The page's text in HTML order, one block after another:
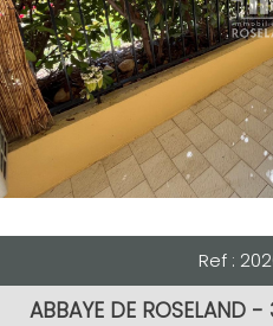
Ref :
ABBAYE DE ROSELAND